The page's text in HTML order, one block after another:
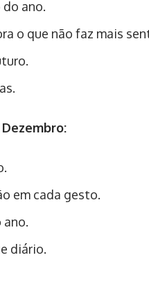
ano.
o que não faz mais
em cada gesto.
ano.
diário.